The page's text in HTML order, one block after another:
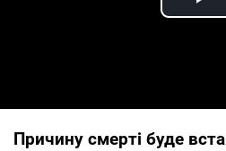
Причину смерті буде